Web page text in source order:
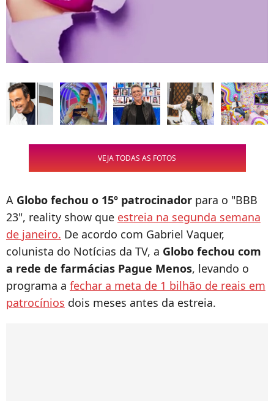
VEJA TODAS AS FOTOS
A Globo fechou o 15º patrocinador para o "BBB
23", reality show que estreia na segunda semana
de janeiro. De acordo com Gabriel Vaquer,
colunista do Notícias da TV, a Globo fechou com
a rede de farmácias Pague Menos, levando o
programa a fechar a meta de 1 bilhão de reais em
patrocínios dois meses antes da estreia.